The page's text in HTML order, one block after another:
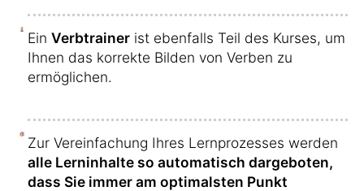
Ein Verbtrainer ist ebenfalls Teil des Kurses, um
Ihnen das korrekte Bilden von Verben zu
ermöglichen.
Zur Vereinfachung Ihres Lernprozesses werden
alle Lerninhalte so automatisch dargeboten,
dass Sie immer am optimalsten Punkt